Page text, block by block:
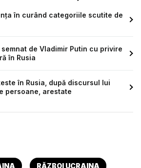
în curând categoriile scutite de
de Vladimir Putin cu privire
în Rusia
în Rusia, după discursul lui
persoane, arestate
RĂZBOI UCRAINA